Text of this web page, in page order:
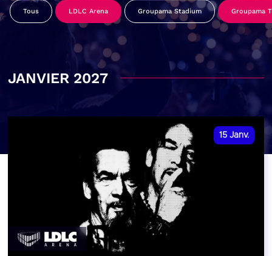
Tous LDLC Arena Groupama Stadium Groupama
JANVIER 2027
15 Janv.